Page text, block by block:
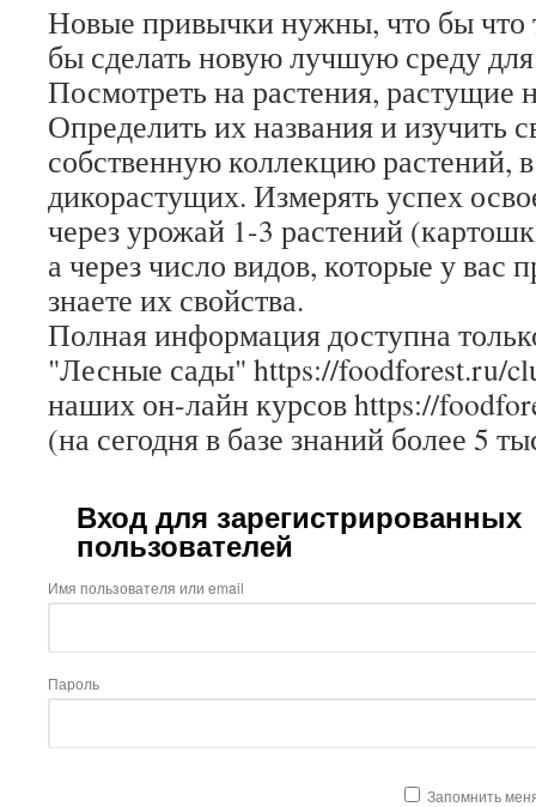
Новые привычки нужны, что бы что
бы сделать новую лучшую среду
Посмотреть на растения, растущие
Определить их названия и изучить
собственную коллекцию растений,
дикорастущих. Измерять успех
через урожай 1-3 растений
а через число видов, которые у вас
знаете их свойства.
Полная информация доступна
"Лесные сады" https://foodforest.ru/
наших он-лайн курсов https://
(на сегодня в базе знаний более 5
Вход для зарегистрированных
пользователей
Имя пользователя или email
Пароль
Запомнить